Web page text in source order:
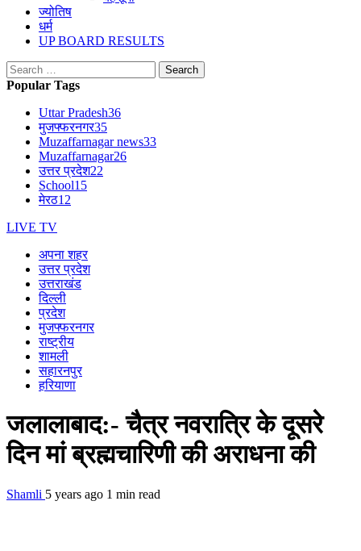
ज्योतिष
धर्म
UP BOARD RESULTS
Search
for:
Popular Tags
Uttar Pradesh36
मुजफ्फरनगर35
Muzaffarnagar news33
Muzaffarnagar26
उत्तर प्रदेश22
School15
मेरठ12
LIVE TV
अपना शहर
उत्तर प्रदेश
उत्तराखंड
दिल्ली
प्रदेश
मुजफ्फरनगर
राष्ट्रीय
शामली
सहारनपुर
हरियाणा
जलालाबाद:- चैत्र नवरात्रि के दूसरे
दिन मां ब्रह्मचारिणी की अराधना की
Shamli 5 years ago 1 min read